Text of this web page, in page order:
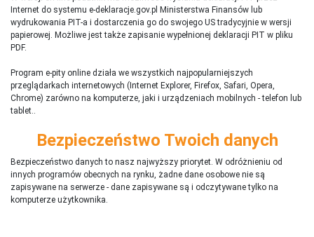
Internet do systemu e-deklaracje.gov.pl Ministerstwa Finansów lub
wydrukowania PIT-a i dostarczenia go do swojego US tradycyjnie w wersji
papierowej. Możliwe jest także zapisanie wypełnionej deklaracji PIT w pliku
PDF.
Program e-pity online działa we wszystkich najpopularniejszych
przeglądarkach internetowych (Internet Explorer, Firefox, Safari, Opera,
Chrome) zarówno na komputerze, jaki i urządzeniach mobilnych - telefon lub
tablet..
Bezpieczeństwo Twoich danych
Bezpieczeństwo danych to nasz najwyższy priorytet. W odróżnieniu od
innych programów obecnych na rynku, żadne dane osobowe nie są
zapisywane na serwerze - dane zapisywane są i odczytywane tylko na
komputerze użytkownika.